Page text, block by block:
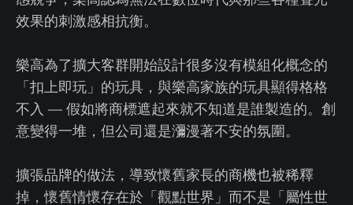
效果的刺激感相抗衡。
樂高為了擴大客群開始設計很多沒有模組化概念的
「扣上即玩」的玩具，與樂高家族的玩具顯得格格
不入 — 假如將商標遮起來就不知道是誰製造的。創
意變得一堆，但公司還是瀰漫著不安的氛圍。
擴張品牌的做法，導致懷舊家長的商機也被稀釋
掉，懷舊情懷存在於「觀點世界」而不是「屬性世